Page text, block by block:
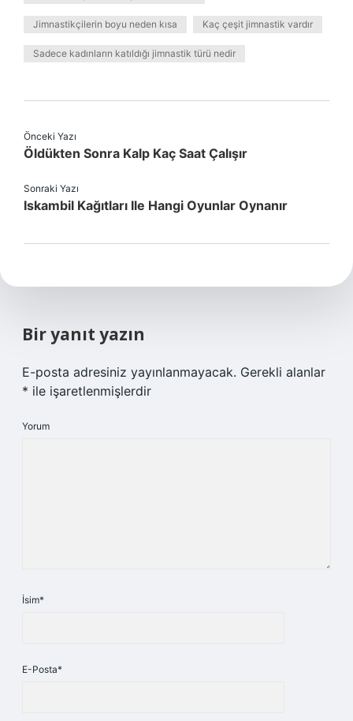
Jimnastikçilerin boyu neden kısa Kaç çeşit jimnastik vardır
Sadece kadınların katıldığı jimnastik türü nedir
Önceki Yazı
Öldükten Sonra Kalp Kaç Saat Çalışır
Sonraki Yazı
Iskambil Kağıtları Ile Hangi Oyunlar Oynanır
Bir yanıt yazın
E-posta adresiniz yayınlanmayacak. Gerekli alanlar
* ile işaretlenmişlerdir
Yorum
İsim*
E-Posta*